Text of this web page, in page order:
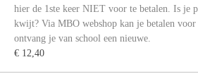
hier de 1ste keer NIET voor te betalen. Is je
kwijt? Via MBO webshop kan je betalen
ontvang je van school een nieuwe.
€ 12,40